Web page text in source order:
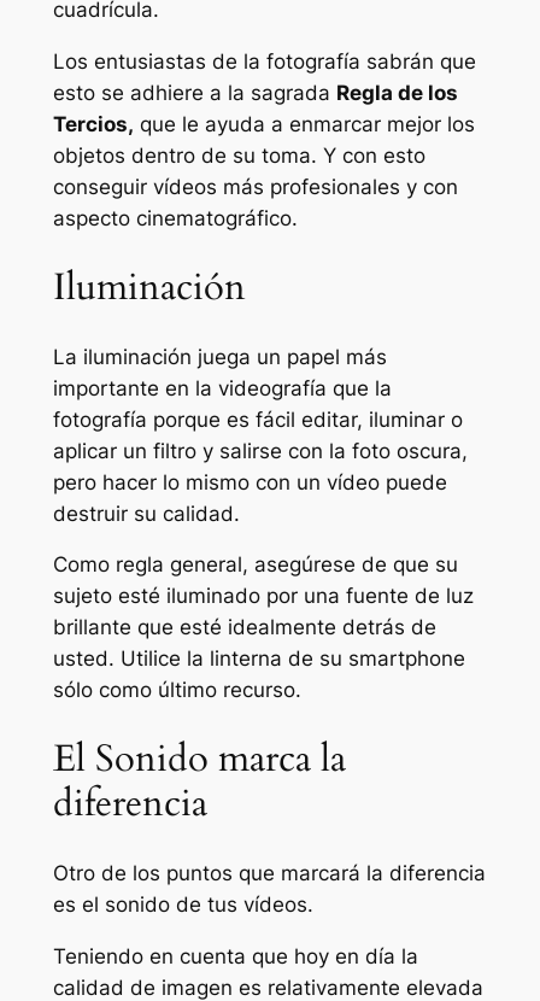
cuadrícula.
Los entusiastas de la fotografía sabrán que
esto se adhiere a la sagrada Regla de los
Tercios, que le ayuda a enmarcar mejor los
objetos dentro de su toma. Y con esto
conseguir vídeos más profesionales y con
aspecto cinematográfico.
Iluminación
La iluminación juega un papel más
importante en la videografía que la
fotografía porque es fácil editar, iluminar o
aplicar un filtro y salirse con la foto oscura,
pero hacer lo mismo con un vídeo puede
destruir su calidad.
Como regla general, asegúrese de que su
sujeto esté iluminado por una fuente de luz
brillante que esté idealmente detrás de
usted. Utilice la linterna de su smartphone
sólo como último recurso.
El Sonido marca la
diferencia
Otro de los puntos que marcará la diferencia
es el sonido de tus vídeos.
Teniendo en cuenta que hoy en día la
calidad de imagen es relativamente elevada